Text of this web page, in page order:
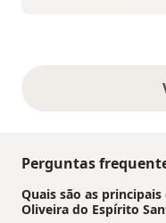
Perguntas
Quais são as
Oliveira do Espírito